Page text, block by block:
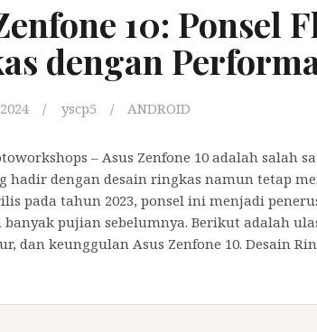
10: Ponsel
dengan
yscp5 ANDROID
– Asus Zenfone 10 adalah salah
hadir dengan desain ringkas namun tetap
pada tahun 2023, ponsel ini menjadi
pujian sebelumnya. Berikut adalah
dan keunggulan Asus Zenfone 10. Desain